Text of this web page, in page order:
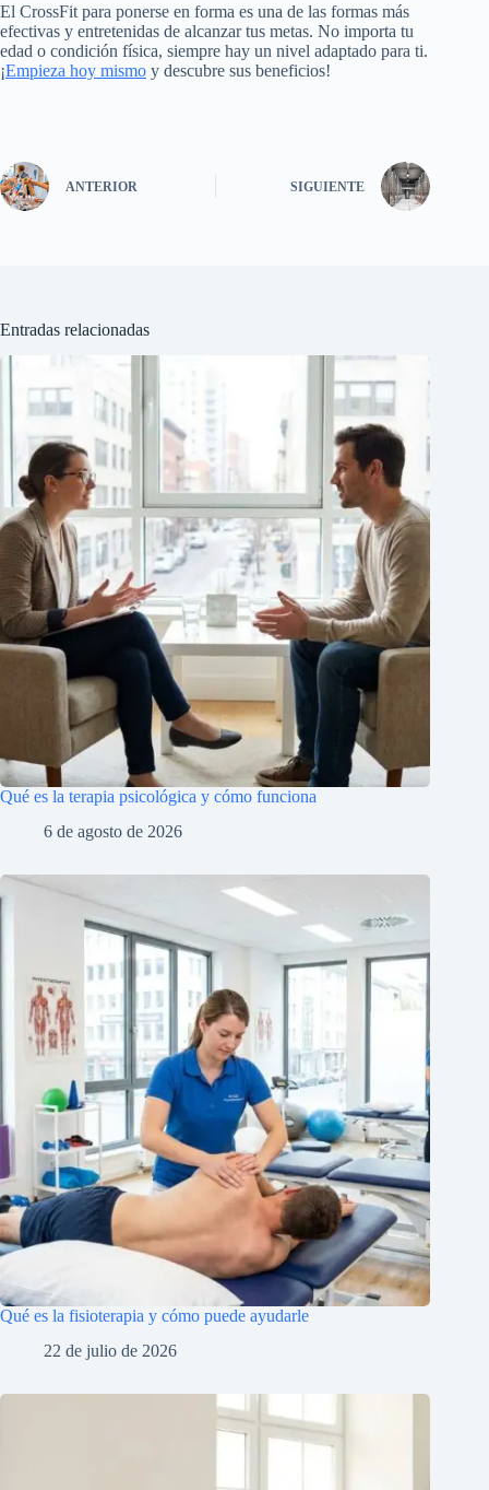
El CrossFit para ponerse en forma es una de las formas más
efectivas y entretenidas de alcanzar tus metas. No importa tu
edad o condición física, siempre hay un nivel adaptado para ti.
¡Empieza hoy mismo y descubre sus beneficios!
ANTERIOR SIGUIENTE
Entradas relacionadas
Qué es la terapia psicológica y cómo funciona
6 de agosto de 2026
Qué es la fisioterapia y cómo puede ayudarle
22 de julio de 2026